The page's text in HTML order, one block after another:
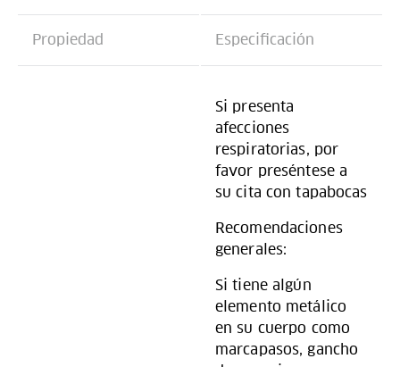
Propiedad Especificación
Si presenta
afecciones
respiratorias, por
favor preséntese a
su cita con tapabocas
Recomendaciones
generales:
Si tiene algún
elemento metálico
en su cuerpo como
marcapasos, gancho